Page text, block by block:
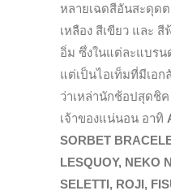
หลายเฉดสีอันสะดุด
เหลือง สีเขียว และ
อิ่ม ซึ่งในแต่ละแบร
แต่เป็นไอเท็มที่มีเอ
ว่าเหล่านักช้อปสุดชิ
เจ้าของแน่นอน อาทิ
SORBET
LESQUOY, NEKO
SELETTI, ROJI,